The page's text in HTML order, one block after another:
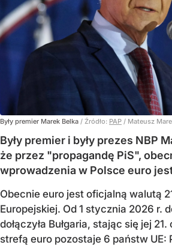
Były premier Marek Belka / Źródło: PAP / Mateusz
Były premier i były prezes NBP
że przez "propagandę PiS",
wprowadzenia w Polsce euro
Obecnie euro jest oficjalną walutą
Europejskiej. Od 1 stycznia 2026 r.
dołączyła Bułgaria, stając się jej 21.
strefą euro pozostaje 6 państw UE: